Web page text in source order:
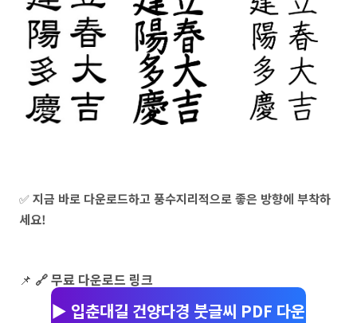
✅지금 바로 다운로드하고 풍수지리적으로 좋은 방향에 부착하
세요!
📌 🔗 무료 다운로드 링크
▶️ 입춘대길 건양다경 붓글씨 PDF 다운로드